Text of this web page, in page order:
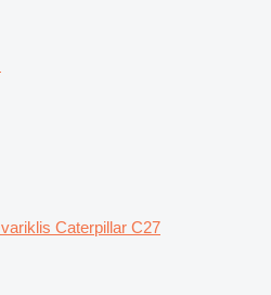
variklis Caterpillar C27